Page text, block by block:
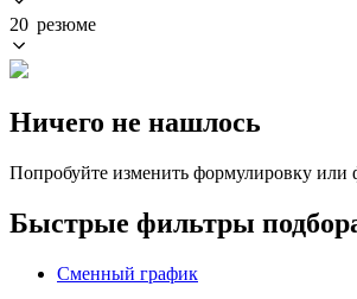
20 резюме
Ничего не нашлось
Попробуйте изменить формулировку или
Быстрые фильтры
Сменный график